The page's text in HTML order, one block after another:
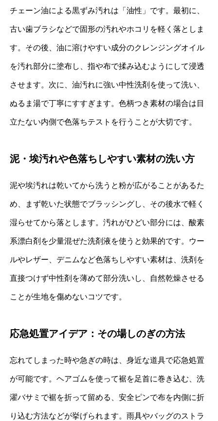
チェーン油による黒ずみ汚れは「油性」です。最初に、
古い歯ブラシなどで固形の汚れやホコリを軽く落としま
す。その後、油に溶けやすい成分のクレンジングオイル
を汚れ部分に塗布し、指や布で揉み込むようにして浸透
させます。次に、油汚れに強い中性洗剤を使って洗い、
ぬるま湯で丁寧にすすぎます。色柄つき素材の場合は目
立たない内側で色落ちテストを行うことが大切です。
泥・埃汚れや色落ちしやすい素材の洗い方
泥や埃汚れは乾いてから洗うと粉が広がることがあるた
め、まず乾いた状態でブラッシングし、その後水で軽く
湿らせてから落とします。汚れがひどい部分には、酸素
系漂白剤を少量混ぜた洗剤液を使うと効果的です。ウー
ルやレザー、デニムなど色落ちしやすい素材は、洗剤を
直接つけず中性剤を薄めて部分洗いし、自然乾燥させる
ことが生地を傷めないコツです。
応急処置アイデア：その場しのぎの方法
忘れてしまった時や急ぎの時は、身近な道具で応急処置
が可能です。ヘアゴムを使って裾を足首に巻き込む、洗
濯バサミで裾を折って留める、安全ピンで布を内側に折
り込む方法などが挙げられます。雨具やバッグのストラ